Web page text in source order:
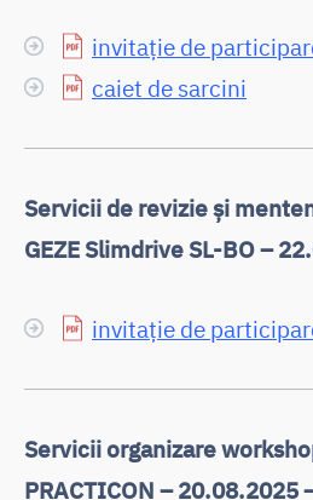
invitație de
caiet de sarcini
Servicii de revizie și
GEZE Slimdrive SL-BO –
invitație de
Servicii organizare
PRACTICON – 20.08.2025